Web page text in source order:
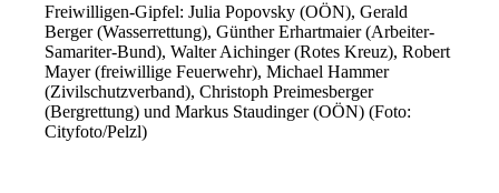
Freiwilligen-Gipfel: Julia Popovsky (OÖN), Gerald
Berger (Wasserrettung), Günther Erhartmaier (Arbeiter-
Samariter-Bund), Walter Aichinger (Rotes Kreuz), Robert
Mayer (freiwillige Feuerwehr), Michael Hammer
(Zivilschutzverband), Christoph Preimesberger
(Bergrettung) und Markus Staudinger (OÖN) (Foto:
Cityfoto/Pelzl)